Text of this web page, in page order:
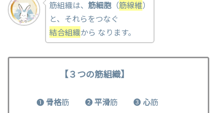
筋組織は、 筋細胞（筋線維）
と、それらをつなぐ
結合組織から なります。
【３つの筋組織】
❶ 骨格筋 ❷平滑筋 ❸心筋